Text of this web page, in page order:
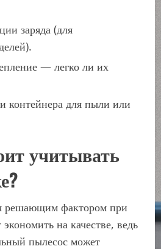
заряда (для
— легко ли их
контейнера для пыли или
учитывать
решающим фактором при
на качестве, ведь
пылесос может